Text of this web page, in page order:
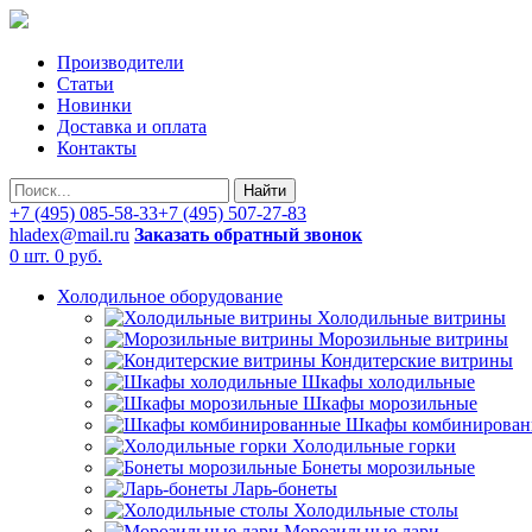
Производители
Статьи
Новинки
Доставка и оплата
Контакты
Найти
+7 (495) 085-58-33+7 (495) 507-27-83
hladex@mail.ru Заказать обратный звонок
0 шт. 0 руб.
Холодильное оборудование
Холодильные витрины
Морозильные витрины
Кондитерские витрины
Шкафы холодильные
Шкафы морозильные
Шкафы
Холодильные горки
Бонеты морозильные
Ларь-бонеты
Холодильные столы